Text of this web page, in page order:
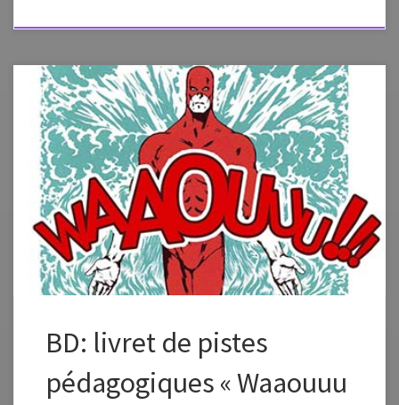
Le site arts plastiques de l’académie de Rouen propose un livret
pédagogique sur la BD extrêmement intéressant et complet. Source de
l’article: http://arts-plastiques.spip.ac-rouen.fr/spip.php?article16
BD: livret de pistes
pédagogiques « Waaouuu